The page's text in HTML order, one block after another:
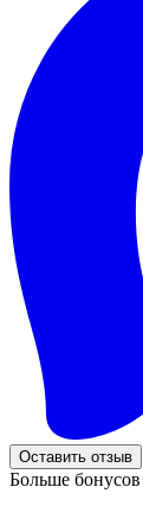
Оставить отзыв
Больше